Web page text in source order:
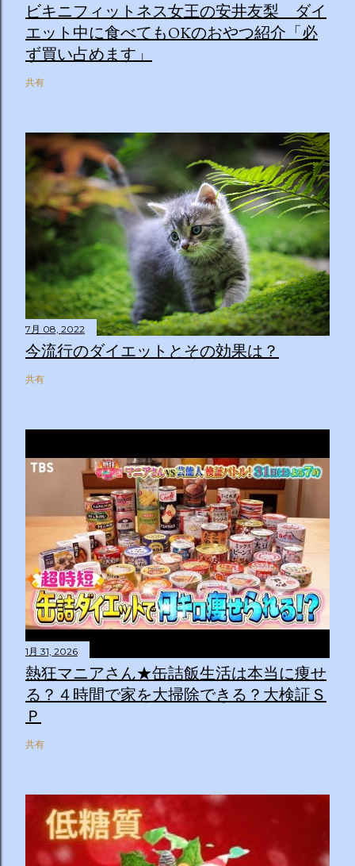
ビキニフィットネス女王の安井友梨 ダイ
エット中に食べてもOKのおやつ紹介「必
ず買い占めます」
共有
7月 08, 2022
今流行のダイエットとその効果は？
共有
1月 31, 2026
熱狂マニアさん★缶詰飯生活は本当に痩せ
る？４時間で家を大掃除できる？大検証Ｓ
Ｐ
共有